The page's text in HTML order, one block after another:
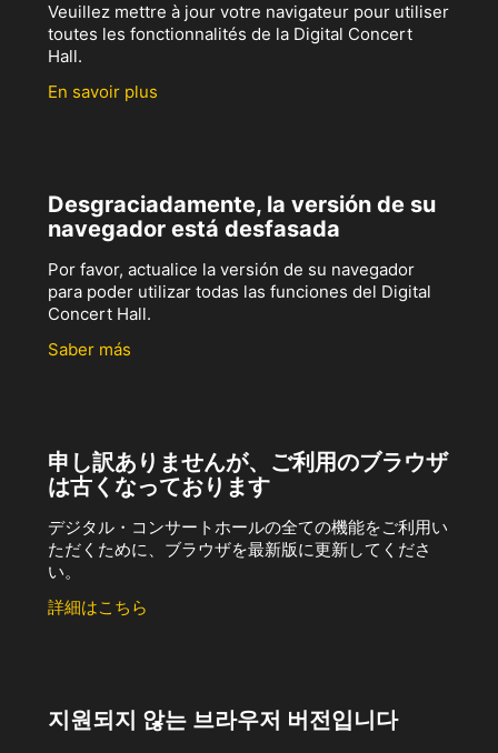
Veuillez mettre à jour votre navigateur pour utiliser
toutes les fonctionnalités de la Digital Concert
Hall.
En savoir plus
Desgraciadamente, la versión de su
navegador está desfasada
Por favor, actualice la versión de su navegador
para poder utilizar todas las funciones del Digital
Concert Hall.
Saber más
申し訳ありませんが、ご利用のブラウザ
は古くなっております
デジタル・コンサートホールの全ての機能をご利用い
ただくために、ブラウザを最新版に更新してくださ
い。
詳細はこちら
지원되지 않는 브라우저 버전입니다